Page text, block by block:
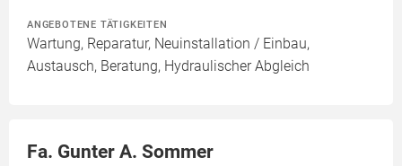
ANGEBOTENE TÄTIGKEITEN
Wartung, Reparatur, Neuinstallation / Einbau,
Austausch, Beratung, Hydraulischer Abgleich
Fa. Gunter A. Sommer